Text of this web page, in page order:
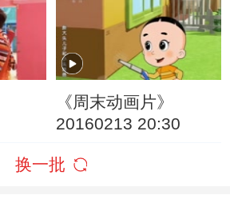
《周末动画片》
20160213 20:30
换一批